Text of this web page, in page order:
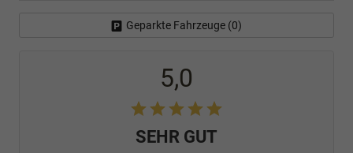
Geparkte Fahrzeuge (0)
5,0
SEHR GUT